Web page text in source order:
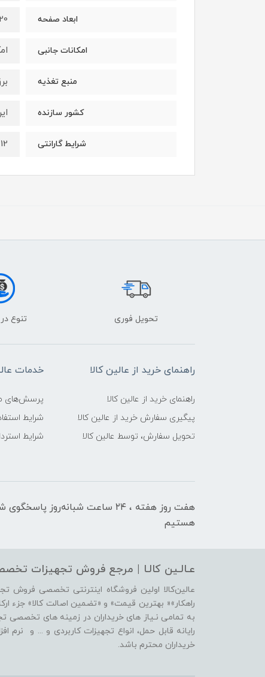
ابعاد صفحه 120*120
امکانات جانبی
منبع تغذیه
کشور سازنده
شرایط گارانتی 12 ماه گارانتی و 36 ماه خدمات پس از فروش
تحویل فوری تنوع
راهنمای خرید از عالین کالا
راهنمای خرید از عالین کالا
پیگیری سفارش خرید از عالین کالا
تحویل سفارش، توسط عالین کالا
خدمات
پرسش‌های
شرایط
شرایط
هفت روز هفته ، ۲۴ ساعت شبانه‌روز
هستیم
عـالـین کالـا | مرجع فروش‌ تجهیزات
عالین‌کالا اولین فروشگاه اینترنتی تخصصی فروش
راهکار»« بهترین قیمت» و «تضمین اصالت کالا» جزء
به تمامی نـیاز های خریداران در زمینه های تخصصی
رایانه قابل حمل، انواع تجهیزات کاربردی و ... و نرم
خریداران محترم باشد.